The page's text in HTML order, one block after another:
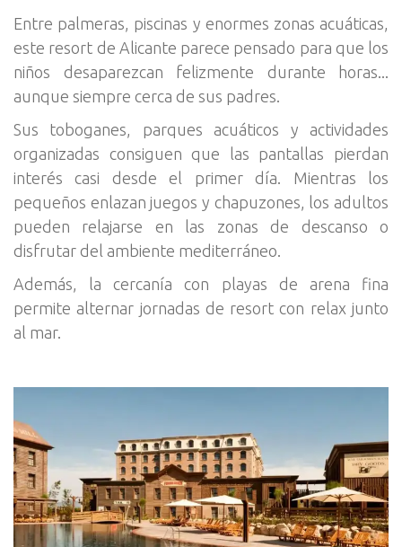
Entre palmeras, piscinas y enormes zonas acuáticas,
este resort de Alicante parece pensado para que los
niños desaparezcan felizmente durante horas...
aunque siempre cerca de sus padres.
Sus toboganes, parques acuáticos y actividades
organizadas consiguen que las pantallas pierdan
interés casi desde el primer día. Mientras los
pequeños enlazan juegos y chapuzones, los adultos
pueden relajarse en las zonas de descanso o
disfrutar del ambiente mediterráneo.
Además, la cercanía con playas de arena fina
permite alternar jornadas de resort con relax junto
al mar.